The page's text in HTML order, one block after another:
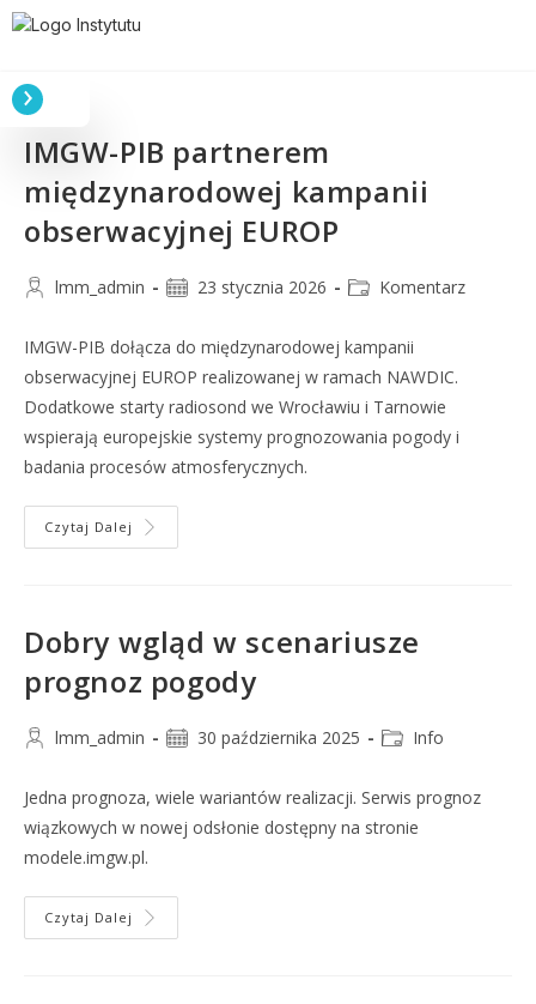
IMGW-PIB partnerem
międzynarodowej kampanii
obserwacyjnej EUROP
lmm_admin 23 stycznia 2026 Komentarz
IMGW-PIB dołącza do międzynarodowej kampanii
obserwacyjnej EUROP realizowanej w ramach NAWDIC.
Dodatkowe starty radiosond we Wrocławiu i Tarnowie
wspierają europejskie systemy prognozowania pogody i
badania procesów atmosferycznych.
Czytaj Dalej
Dobry wgląd w scenariusze
prognoz pogody
lmm_admin 30 października 2025 Info
Jedna prognoza, wiele wariantów realizacji. Serwis prognoz
wiązkowych w nowej odsłonie dostępny na stronie
modele.imgw.pl.
Czytaj Dalej